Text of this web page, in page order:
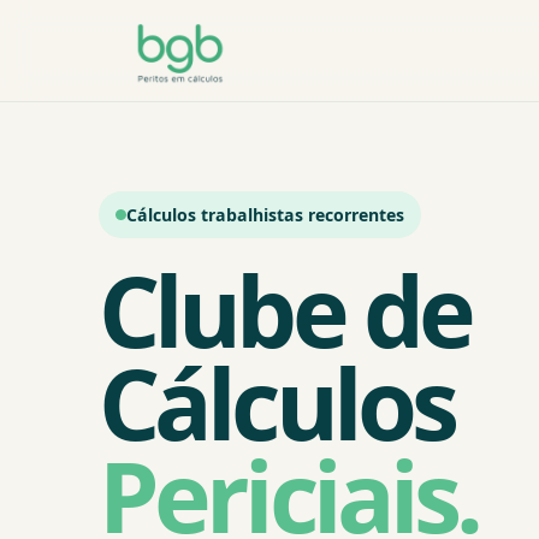
Cálculos trabalhistas recorrentes
Clube de
Cálculos
Periciais.